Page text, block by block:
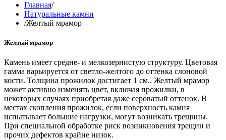
Главная/
Натуральные камни
/Желтый мрамор
Желтый мрамор
Камень имеет средне- и мелкозернистую структуру. Цветовая
гамма варьируется от светло-желтого до оттенка слоновой
кости. Толщина прожилок достигает 1 см.. Желтый мрамор
может активно изменять цвет, включая прожилки, в
некоторых случаях приобретая даже сероватый оттенок. В
местах скопления прожилок, если поверхность камня
испытывает большие нагрузки, могут возникать трещины.
При специальной обработке риск возникновения трещин и
прочих дефектов крайне низок.